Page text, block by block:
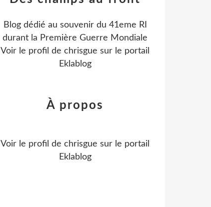
Blog dédié au souvenir du 41eme RI
durant la Première Guerre Mondiale
Voir le profil de chrisgue sur le portail
Eklablog
À propos
Voir le profil de chrisgue sur le portail
Eklablog